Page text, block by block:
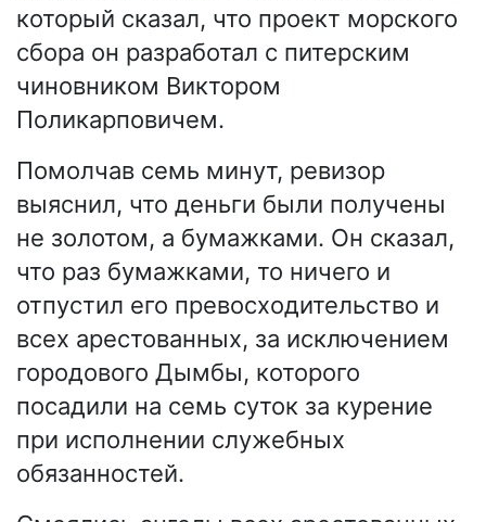
который сказал, что проект морского
сбора он разработал с питерским
чиновником Виктором
Поликарповичем.
Помолчав семь минут, ревизор
выяснил, что деньги были получены
не золотом, а бумажками. Он сказал,
что раз бумажками, то ничего и
отпустил его превосходительство и
всех арестованных, за исключением
городового Дымбы, которого
посадили на семь суток за курение
при исполнении служебных
обязанностей.